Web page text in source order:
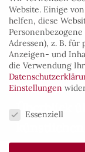
Home /
Überblick
Website. Einige
helfen, diese
Adressen), z. B.
Anzeigen- und
die Verwendung
Einstellungen
Essenziell